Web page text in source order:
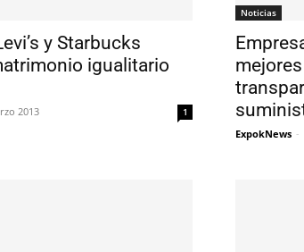
y Starbucks
igualitario
2013 1
Noticias
ExpokNews -